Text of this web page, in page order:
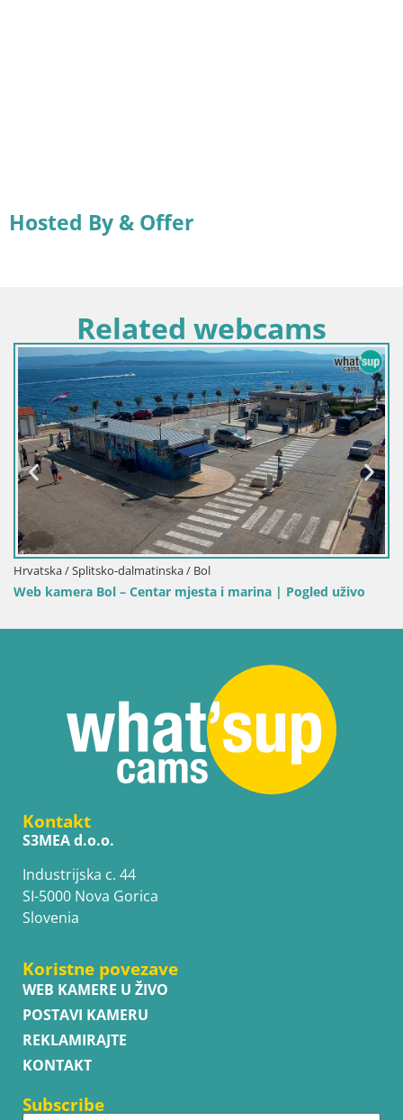
Hosted By & Offer
Related webcams
i marina | Pogled uživo
Hrvatska / Splitsko-dalmatinska / Bol
Web kamera Bol Riva – Pogled
Kontakt
S3MEA d.o.o.
Industrijska c. 44
SI-5000 Nova Gorica
Slovenia
Koristne povezave
WEB KAMERE U ŽIVO
POSTAVI KAMERU
REKLAMIRAJTE
KONTAKT
Subscribe